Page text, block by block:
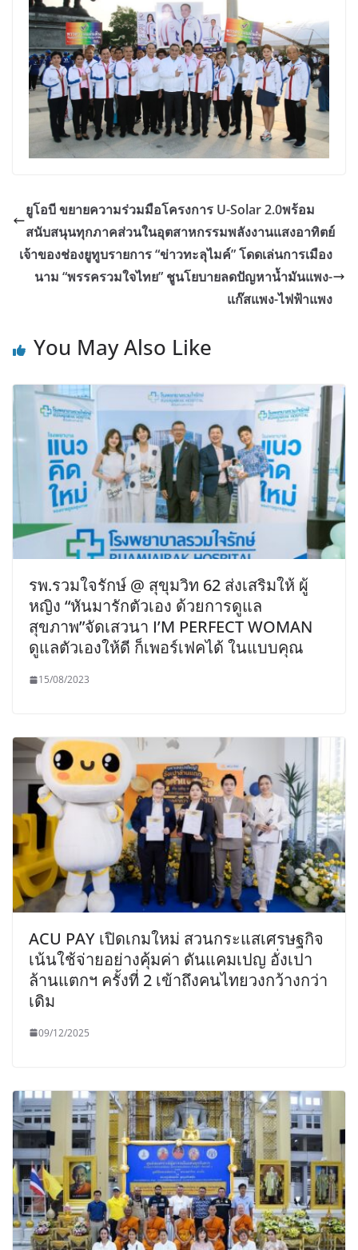
ยูโอบี ขยายความร่วมมือโครงการ U-Solar 2.0พร้อม
สนับสนุนทุกภาคส่วนในอุตสาหกรรมพลังงานแสงอาทิตย์
เจ้าของช่องยูทูบรายการ “ข่าวทะลุไมค์” โดดเล่นการเมือง
นาม “พรรครวมใจไทย” ชูนโยบายลดปัญหาน้ำมันแพง-
แก๊สแพง-ไฟฟ้าแพง
You May Also Like
รพ.รวมใจรักษ์ @ สุขุมวิท 62 ส่งเสริมให้ ผู้
หญิง “หันมารักตัวเอง ด้วยการดูแล
สุขภาพ”จัดเสวนา I’M PERFECT WOMAN
ดูแลตัวเองให้ดี ก็เพอร์เฟคได้ ในแบบคุณ
15/08/2023
ACU PAY เปิดเกมใหม่ สวนกระแสเศรษฐกิจ
เน้นใช้จ่ายอย่างคุ้มค่า ดันแคมเปญ อั่งเปา
ล้านแตกฯ ครั้งที่ 2 เข้าถึงคนไทยวงกว้างกว่า
เดิม
09/12/2025